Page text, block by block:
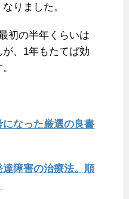
りました。
初の半年くらいは
、1年もたてば効
になった厳選の良書
達障害の治療法。順